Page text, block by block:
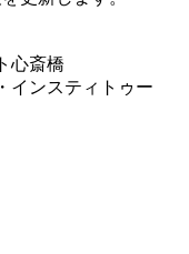
心斎橋
インスティトゥー